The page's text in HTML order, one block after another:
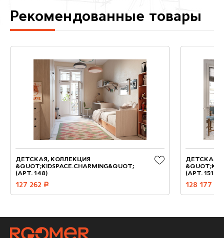
Рекомендованные товары
ДЕТСКАЯ, КОЛЛЕКЦИЯ
&QUOT;KIDSPACE.CHARMING&QUOT;
(АРТ. 148)
127 262 руб.
ДЕТСКАЯ,
(АРТ. 151)
128 177